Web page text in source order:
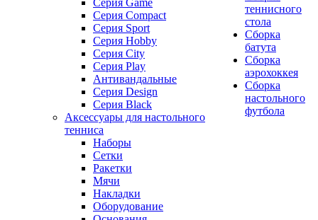
Серия Game
Серия Compact
Серия Sport
Серия Hobby
Серия City
Серия Play
Антивандальные
Серия Design
Серия Black
Аксессуары для настольного
тенниса
Наборы
Сетки
Ракетки
Мячи
Накладки
Оборудование
теннисного
стола
Сборка
батута
Сборка
аэрохоккея
Сборка
настольного
футбола